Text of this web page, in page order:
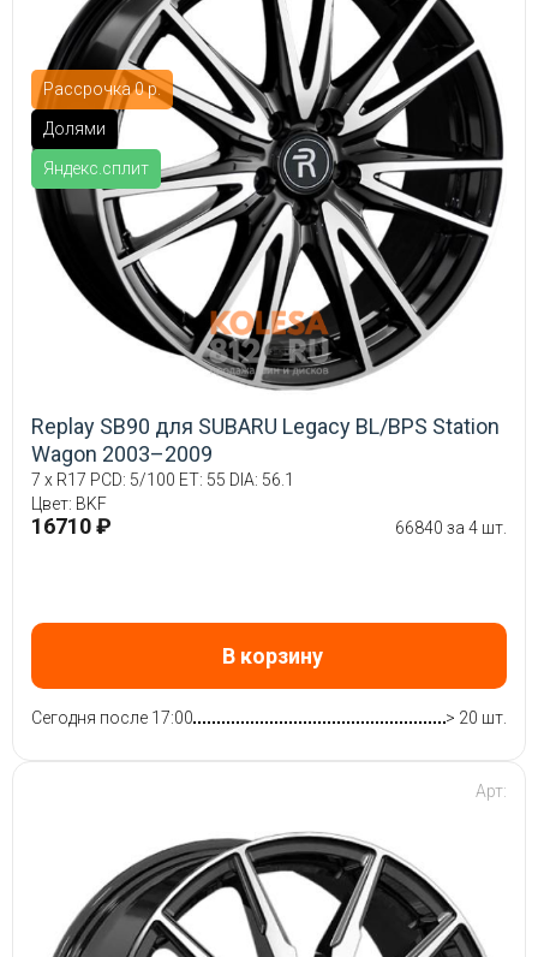
Рассрочка 0 р.
Долями
Яндекс.сплит
Replay SB90 для SUBARU Legacy BL/BPS Station
Wagon 2003–2009
7 x R17 PCD: 5/100 ET: 55 DIA: 56.1
Цвет: BKF
16710 ₽ 66840 за 4 шт.
В корзину
Сегодня после 17:00 > 20 шт.
Арт: